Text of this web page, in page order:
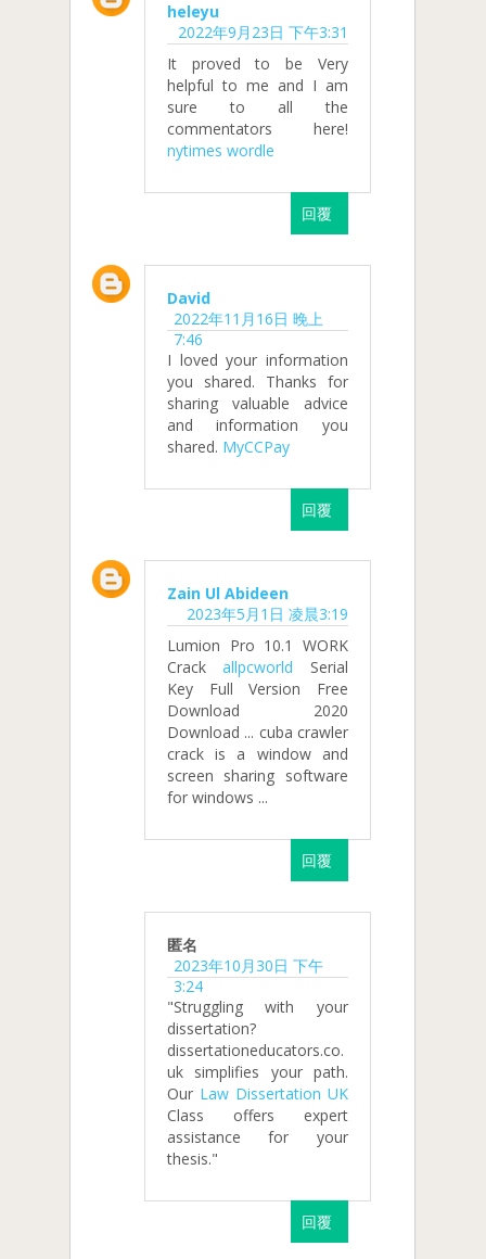
heleyu
2022年9月23日 下午3:31
It proved to be Very
helpful to me and I am
sure to all the
commentators here!
nytimes wordle
回覆
David
2022年11月16日 晚上
7:46
I loved your information
you shared. Thanks for
sharing valuable advice
and information you
shared. MyCCPay
回覆
Zain Ul Abideen
2023年5月1日 凌晨3:19
Lumion Pro 10.1 WORK
Crackallpcworld Serial
Key Full Version Free
Download 2020
Download ... cuba crawler
crack is a window and
screen sharing software
for windows ...
回覆
匿名
2023年10月30日 下午
3:24
"Struggling with your
dissertation?
dissertationeducators.co.
uk simplifies your path.
Our Law Dissertation UK
Class offers expert
assistance for your
thesis."
回覆